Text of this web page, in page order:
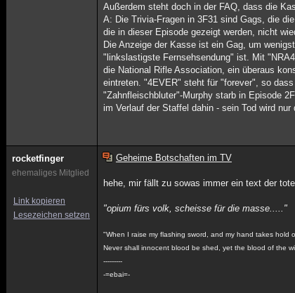
Außerdem steht doch in der FAQ, dass die
A: Die Trivia-Fragen in 3F31 sind Gags, die
die in dieser Episode gezeigt werden, nicht
Die Anzeige der Kasse ist ein Gag, um
"linkslastigste Fernsehsendung" ist. Mit
die National Rifle Association, ein überaus
eintreten. "4EVER" steht für "forever", so
"Zahnfleischbluter"-Murphy starb in Episode
im Verlauf der Staffel dahin - sein Tod wird
rocketfinger
ehemaliges Mitglied
Link kopieren
Lesezeichen setzen
Geheime Botschaften im TV
hehe, mir fällt zu sowas immer ein text der
"opium fürs volk, scheisse für die masse....."
"When I raise my flashing sword, and my hand takes hold
Never shall innocent blood be shed, yet the blood of the
---------
-=ebai=-